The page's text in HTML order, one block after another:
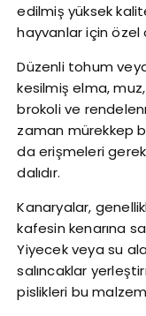
edilmiş yüksek
hayvanlar için özel
Düzenli tohum
kesilmiş elma,
brokoli ve
zaman mürekkep
da erişmeleri
dalıdır.
Kanaryalar,
kafesin kenarına
Yiyecek veya su
salıncaklar
pislikleri bu